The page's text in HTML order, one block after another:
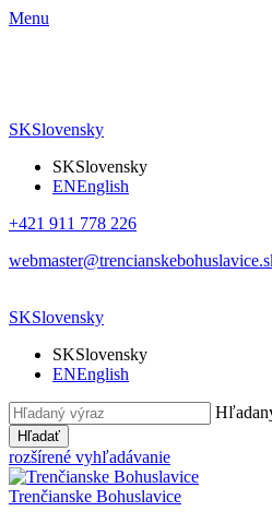
Menu
SKSlovensky
SKSlovensky
ENEnglish
+421 911 778 226
SKSlovensky
SKSlovensky
ENEnglish
Hľadať
rozšírené vyhľadávanie
Trenčianske Bohuslavice